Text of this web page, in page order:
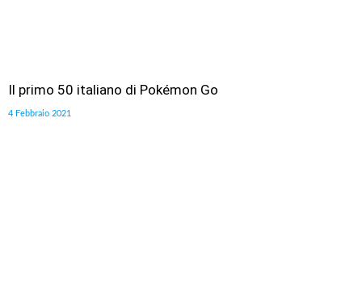
Il primo 50 italiano di Pokémon Go
4 Febbraio 2021